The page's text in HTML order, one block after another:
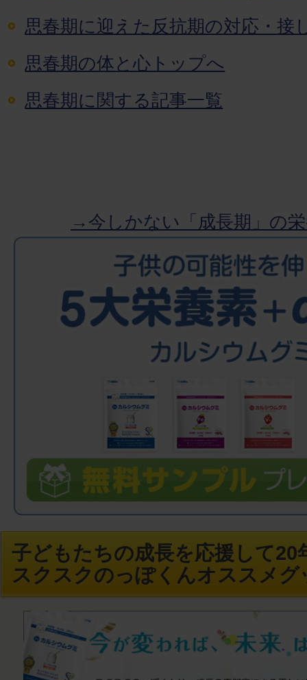
思春期に迎えた反抗期の対応・接
思春期の体と心トップへ
思春期に関する記事一覧
→今しかない「成長期」の
子どもたちの成長を応援して20
スクスクのっぽくんオススメグ